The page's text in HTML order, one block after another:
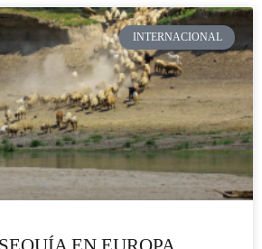
INTERNACIONAL